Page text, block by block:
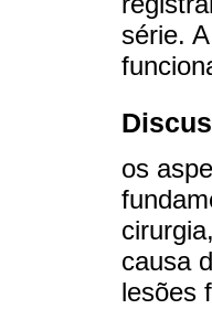
série.
os
causa
lesões